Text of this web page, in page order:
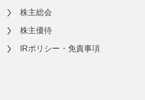
株主総会
株主優待
IRポリシー・免責事項